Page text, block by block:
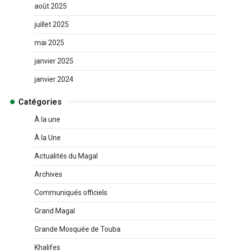
août 2025
juillet 2025
mai 2025
janvier 2025
janvier 2024
Catégories
À la une
À la Une
Actualités du Magal
Archives
Communiqués officiels
Grand Magal
Grande Mosquée de Touba
Khalifes